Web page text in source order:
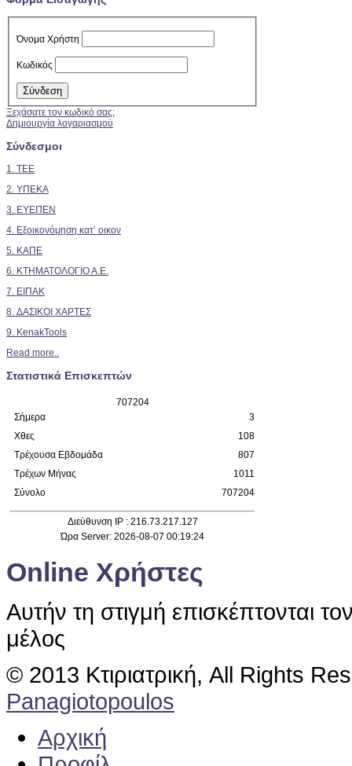
Όνομα Χρήστη
Κωδικός
Ξεχάσατε τον κωδικό σας;
Δημιουργία λογαριασμού
Σύνδεσμοι
1. TEE
2. ΥΠΕΚΑ
3. ΕΥΕΠΕΝ
4. Εξοικονόμηση κατ’ οικον
5. ΚΑΠΕ
6. ΚΤΗΜΑΤΟΛΟΓΙΟ Α.Ε.
7. ΕΙΠΑΚ
8. ΔΑΣΙΚΟΙ ΧΑΡΤΕΣ
9. KenakTools
Read more..
Στατιστικά Επισκεπτών
707204
Σήμερα
Χθες
Τρέχουσα Εβδομάδα
Τρέχων Μήνας
Σύνολο
3
108
807
1011
707204
Διεύθυνση IP : 216.73.217.127
Ώρα Server: 2026-08-07 00:19:24
Online Χρήστες
Αυτήν τη στιγμή επισκέπτονται
μέλος
© 2013 Κτιριατρική, All Rights
Panagiotopoulos
Αρχική